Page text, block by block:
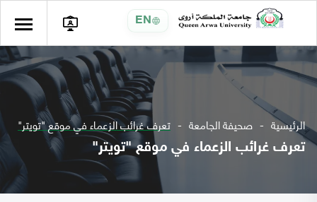
EN
الرئيسية صحيفة الجامعة تعرف غرائب الزعماء في موقع "تويتر"
تعرف غرائب الزعماء في موقع "تويتر"